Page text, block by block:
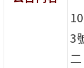
3